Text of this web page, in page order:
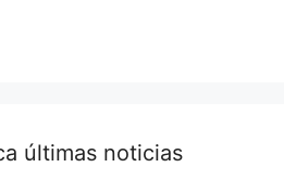
últimas noticias